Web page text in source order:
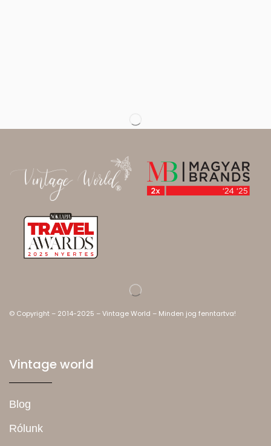
© Copyright – 2014-2025 – Vintage World – Minden jog fenntartva!
Vintage world
Blog
Rólunk